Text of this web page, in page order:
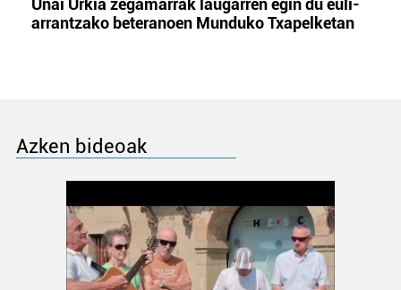
Unai Urkia zegamarrak laugarren egin du euli-
arrantzako beteranoen Munduko Txapelketan
Azken bideoak